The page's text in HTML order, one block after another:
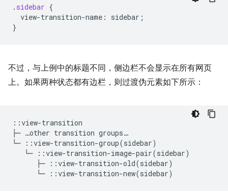
. sidebar {
view-transition-name : sidebar ;
}
不过，与上例中的标题不同，侧边栏不会显示在所有网页
上。如果两种状态都有边栏，则过渡伪元素如下所示：
::view-transition
├─ …other transition groups…